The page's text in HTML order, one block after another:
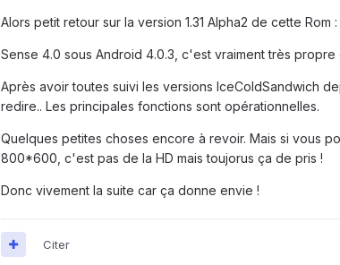
Alors petit retour sur la version 1.31 Alpha2 de cette
Sense 4.0 sous Android 4.0.3, c'est vraiment très
Après avoir toutes suivi les versions IceColdSandwich
redire.. Les principales fonctions sont opérationnelles.
Quelques petites choses encore à revoir. Mais si vous
800*600, c'est pas de la HD mais toujorus ça de pris !
Donc vivement la suite car ça donne envie !
Citer